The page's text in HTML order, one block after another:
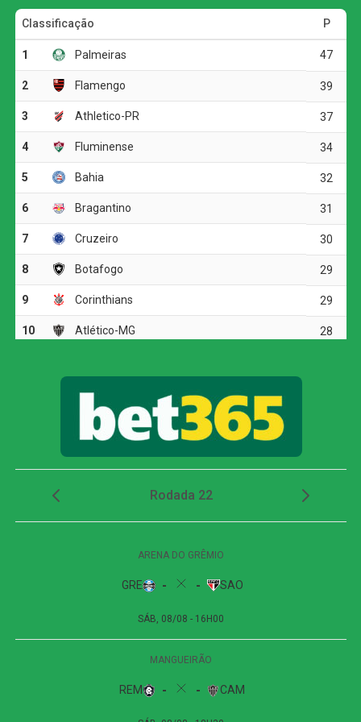
Aos 32 minutos, Cuello levou perigo em uma cabeçada
que acertou a trave defendida por Jandrei. O Juventude
respondeu pouco depois, quando Alisson Safira também
tentou pelo alto, mas mandou a bola para fora.
Na etapa final, a equipe gaúcha voltou a ameaçar aos 15
minutos. Após cobrança de escanteio, Marcos Paulo
cabeceou para baixo e exigiu uma boa defesa de
média e longa distância, mas não conseguiu superar o
Aos 41 minutos, Igor Gomes recebeu pela esquerda da
área e teve uma boa chance para abrir o placar, porém
finalizou para fora. Quando a partida caminhava para a
disputa por pênaltis, o Galo encontrou o gol da
classificação.
Juventude e avança às quartas da Copa do Brasil
Em uma bola lançada para a área, a defesa do Juventude
se atrapalhou, e Alan Minda aproveitou a sobra para
clube mineiro entre os oito melhores da Copa do Brasil.
Campeonato Brasileiro – Série B
09 de agosto de 2026 (domingo)